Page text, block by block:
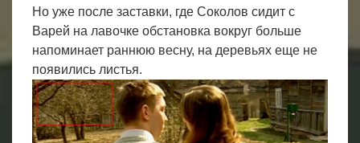
Но уже после заставки, где Соколов сидит с
Варей на лавочке обстановка вокруг больше
напоминает раннюю весну, на деревьях еще не
появились листья.